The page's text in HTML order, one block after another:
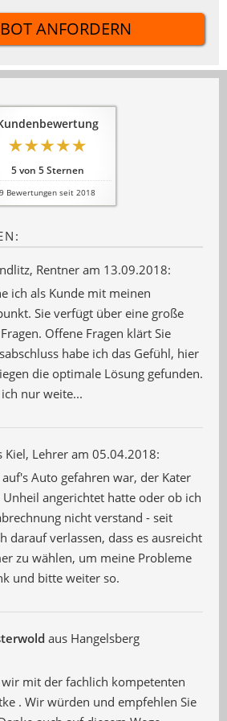
ANFORDERN
5von 5Sternen
9 Bewertungen seit 2018
, Rentner am 13.09.2018:
ich als Kunde mit meinen
Sie verfügt über eine große
Offene Fragen klärt Sie
habe ich das Gefühl, hier
die optimale Lösung gefunden.
nur weite...
Kiel, Lehrer am 05.04.2018:
Auto gefahren war, der Kater
Unheil angerichtet hatte oder ob ich
nicht verstand - seit
darauf verlassen, dass es ausreicht
zu wählen, um meine Probleme
und bitte weiter so.
aus Hangelsberg
mit der fachlich kompetenten
. Wir würden und empfehlen Sie